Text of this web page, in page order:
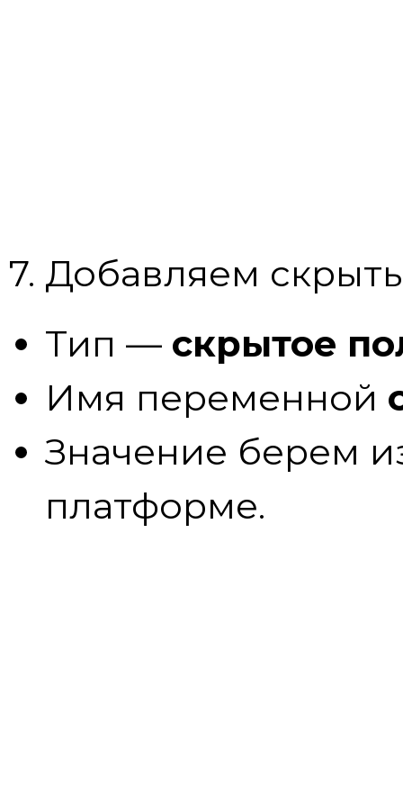
7. Добавляем
Тип — скрытое
Имя переменной
Значение берем
платформе.